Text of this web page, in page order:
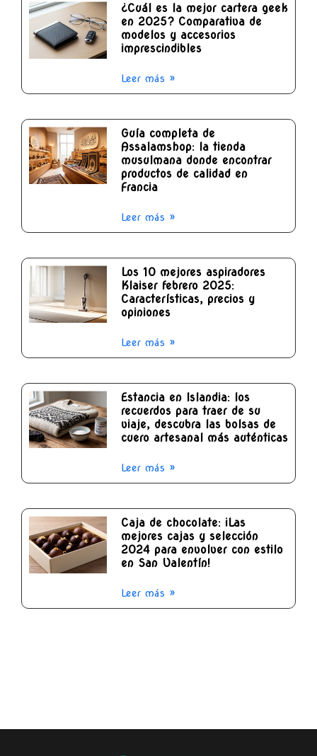
¿Cuál es la mejor cartera geek
en 2025? Comparativa de
modelos y accesorios
imprescindibles
Leer más »
Guía completa de
Assalamshop: la tienda
musulmana donde encontrar
productos de calidad en
Francia
Leer más »
Los 10 mejores aspiradores
Klaiser febrero 2025:
Características, precios y
opiniones
Leer más »
Estancia en Islandia: los
recuerdos para traer de su
viaje, descubra las bolsas de
cuero artesanal más auténticas
Leer más »
Caja de chocolate: ¡Las
mejores cajas y selección
2024 para envolver con estilo
en San Valentín!
Leer más »